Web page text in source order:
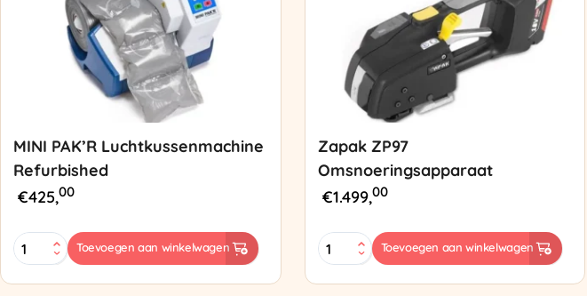
MINI PAK’R Luchtkussenmachine
Refurbished
€425,00
MINI
PAK'R
Toevoegen aan winkelwagen
Zapak ZP97
Omsnoeringsapparaat
€1.499,00
Zapak
ZP97
Toevoegen aan winkelwagen